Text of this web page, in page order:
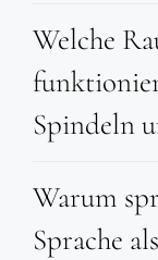
Welche
Spindeln
Warum
Sprache